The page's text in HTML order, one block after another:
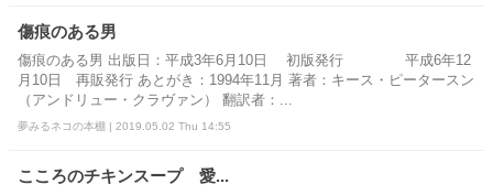
傷痕のある男
傷痕のある男 出版日：平成3年6月10日 初版発行 平成6年12
月10日 再販発行 あとがき：1994年11月 著者：キース・ピータースン
（アンドリュー・クラヴァン） 翻訳者：...
夢みるネコの本棚 | 2019.05.02 Thu 14:55
こころのチキンスープ 愛...